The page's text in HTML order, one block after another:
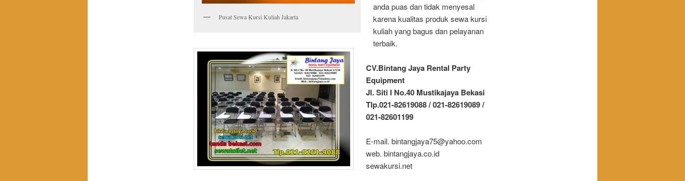
Pusat Sewa Kursi Kuliah Jakarta
anda puas dan tidak menyesal
karena kualitas produk sewa kursi
kuliah yang bagus dan pelayanan
terbaik.
CV.Bintang Jaya Rental Party
Equipment
Jl. Siti I No.40 Mustikajaya Bekasi
Tlp.021-82619088 / 021-82619089 /
021-82601199
E-mail. bintangjaya75@yahoo.com
web. bintangjaya.co.id
sewakursi.net